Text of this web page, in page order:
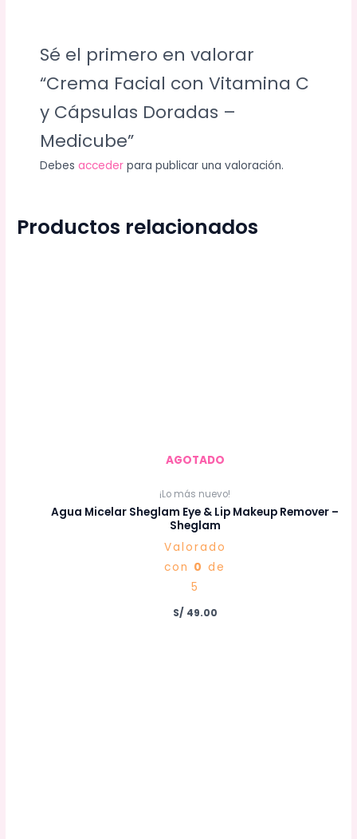
Sé el primero en valorar
“Crema Facial con Vitamina C
y Cápsulas Doradas –
Medicube”
Debesacceder para publicar una valoración.
Productos relacionados
AGOTADO
¡Lo más nuevo!
Agua Micelar Sheglam Eye & Lip Makeup Remover –
Sheglam
Valorado
con 0 de
5
S/ 49.00